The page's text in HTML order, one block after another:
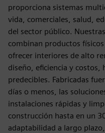
proporciona sistemas
vida, comerciales, salud,
del sector público.
combinan productos
ofrecer interiores de alto
diseño, eficiencia y costos,
predecibles. Fabricadas
días o menos, las
instalaciones rápidas y
construcción hasta en un
adaptabilidad a largo